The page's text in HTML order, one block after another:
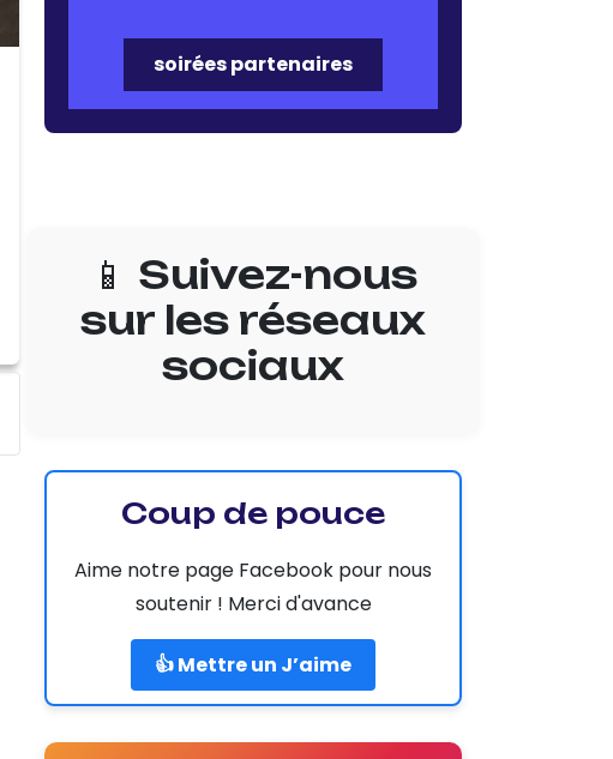
soirées partenaires
📱 Suivez-nous
sur les réseaux
sociaux
Coup de pouce
Aime notre page Facebook pour nous
soutenir ! Merci d'avance
👍 Mettre un J’aime